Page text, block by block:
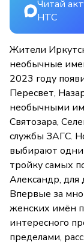
Читай
НТС
Жители
необычные
2023 году
Пересвет,
необычными
Святозара,
службы ЗАГС.
выбирают
тройку самых
Александр, для
Впервые за
женских имён
интересного
пределами,